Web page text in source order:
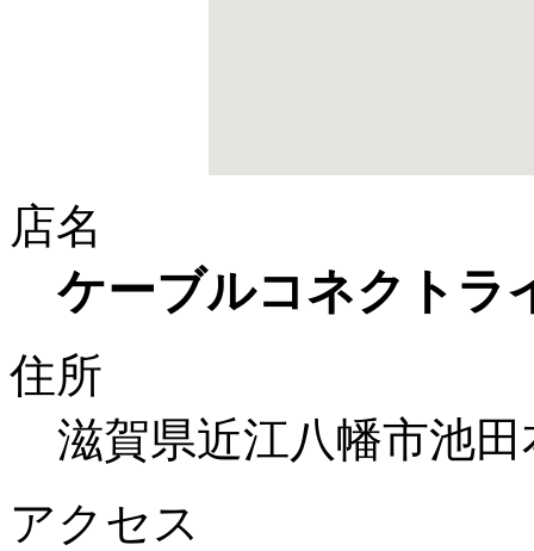
店名
ケーブルコネクト
住所
滋賀県近江八幡市池田
アクセス